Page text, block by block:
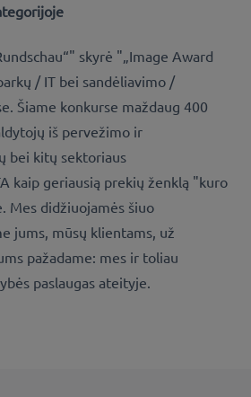
skyrė "„Image Award
/ IT bei sandėliavimo /
Šiame konkurse maždaug 400
iš pervežimo ir
bei kitų sektoriaus
kaip geriausią prekių ženklą "kuro
Mes didžiuojamės šiuo
jums, mūsų klientams, už
pažadame: mes ir toliau
paslaugas ateityje.